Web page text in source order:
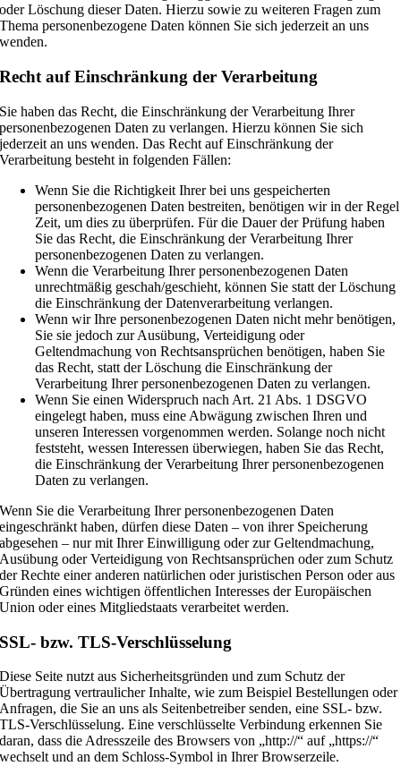
oder Löschung dieser Daten. Hierzu sowie zu weiteren Fragen zum
Thema personenbezogene Daten können Sie sich jederzeit an uns
wenden.
Recht auf Einschränkung der Verarbeitung
Sie haben das Recht, die Einschränkung der Verarbeitung Ihrer
personenbezogenen Daten zu verlangen. Hierzu können Sie sich
jederzeit an uns wenden. Das Recht auf Einschränkung der
Verarbeitung besteht in folgenden Fällen:
Wenn Sie die Richtigkeit Ihrer bei uns gespeicherten
personenbezogenen Daten bestreiten, benötigen wir in der Regel
Zeit, um dies zu überprüfen. Für die Dauer der Prüfung haben
Sie das Recht, die Einschränkung der Verarbeitung Ihrer
personenbezogenen Daten zu verlangen.
Wenn die Verarbeitung Ihrer personenbezogenen Daten
unrechtmäßig geschah/geschieht, können Sie statt der Löschung
die Einschränkung der Datenverarbeitung verlangen.
Wenn wir Ihre personenbezogenen Daten nicht mehr benötigen,
Sie sie jedoch zur Ausübung, Verteidigung oder
Geltendmachung von Rechtsansprüchen benötigen, haben Sie
das Recht, statt der Löschung die Einschränkung der
Verarbeitung Ihrer personenbezogenen Daten zu verlangen.
Wenn Sie einen Widerspruch nach Art. 21 Abs. 1 DSGVO
eingelegt haben, muss eine Abwägung zwischen Ihren und
unseren Interessen vorgenommen werden. Solange noch nicht
feststeht, wessen Interessen überwiegen, haben Sie das Recht,
die Einschränkung der Verarbeitung Ihrer personenbezogenen
Daten zu verlangen.
Wenn Sie die Verarbeitung Ihrer personenbezogenen Daten
eingeschränkt haben, dürfen diese Daten – von ihrer Speicherung
abgesehen – nur mit Ihrer Einwilligung oder zur Geltendmachung,
Ausübung oder Verteidigung von Rechtsansprüchen oder zum Schutz
der Rechte einer anderen natürlichen oder juristischen Person oder aus
Gründen eines wichtigen öffentlichen Interesses der Europäischen
Union oder eines Mitgliedstaats verarbeitet werden.
SSL- bzw. TLS-Verschlüsselung
Diese Seite nutzt aus Sicherheitsgründen und zum Schutz der
Übertragung vertraulicher Inhalte, wie zum Beispiel Bestellungen oder
Anfragen, die Sie an uns als Seitenbetreiber senden, eine SSL- bzw.
TLS-Verschlüsselung. Eine verschlüsselte Verbindung erkennen Sie
daran, dass die Adresszeile des Browsers von „http://“ auf „https://“
wechselt und an dem Schloss-Symbol in Ihrer Browserzeile.